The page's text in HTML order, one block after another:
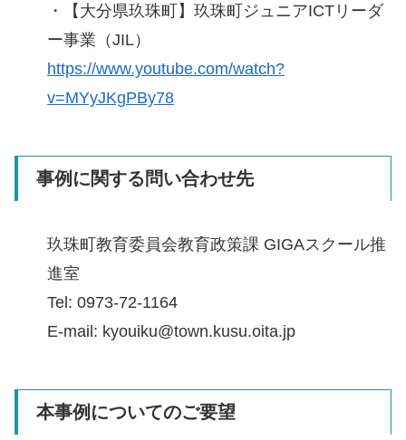
・【大分県玖珠町】玖珠町ジュニアICTリーダ
ー事業（JIL）
https://www.youtube.com/watch?
v=MYyJKgPBy78
事例に関する問い合わせ先
玖珠町教育委員会教育政策課 GIGAスクール推
進室
Tel: 0973-72-1164
E-mail: kyouiku@town.kusu.oita.jp
本事例についてのご要望